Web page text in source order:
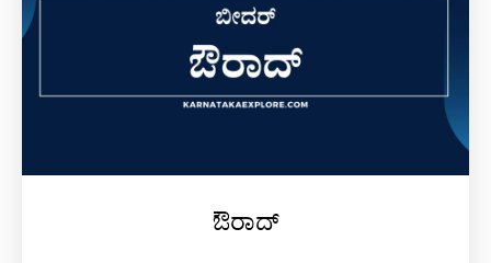
ಔರಾದ್